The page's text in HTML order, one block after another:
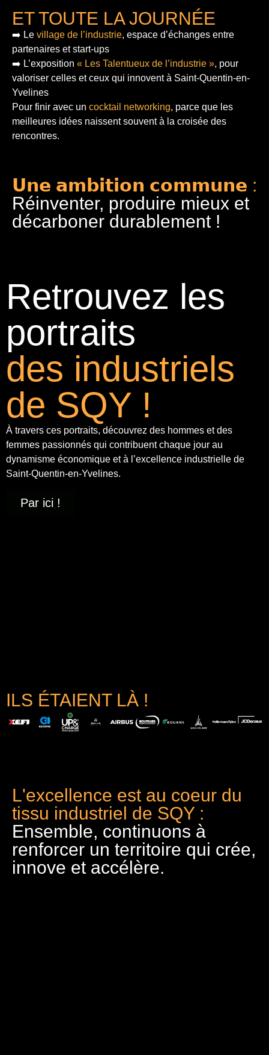
ET TOUTE LA JOURNÉE
➡️ Le village de l’industrie, espace d’échanges entre
partenaires et start-ups
➡️ L’exposition « Les Talentueux de l’industrie », pour
valoriser celles et ceux qui innovent à Saint-Quentin-en-
Yvelines
Pour finir avec un cocktail networking, parce que les
meilleures idées naissent souvent à la croisée des
rencontres.
𝗨𝗻𝗲 𝗮𝗺𝗯𝗶𝘁𝗶𝗼𝗻 𝗰𝗼𝗺𝗺𝘂𝗻𝗲 :
Réinventer, produire mieux et
décarboner durablement !
Retrouvez les
portraits
des industriels
de SQY !
À travers ces portraits, découvrez des hommes et des
femmes passionnés qui contribuent chaque jour au
dynamisme économique et à l’excellence industrielle de
Saint-Quentin-en-Yvelines.
Par ici !
ILS ÉTAIENT LÀ !
L'excellence est au coeur du
tissu industriel de SQY :
Ensemble, continuons à
renforcer un territoire qui crée,
innove et accélère.